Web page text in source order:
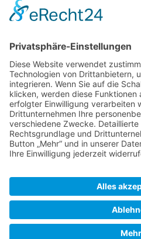
Kornhalde 18,
Gerhard Schubert
Lucas Scheib
info@ls-dach.de
Instagram
© 2020 - 2026 LS-Dach
vorbehalten.